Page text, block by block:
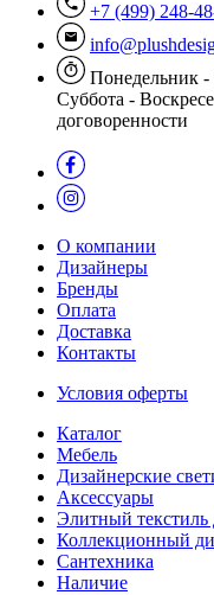
+7 (499) 248-
Понедельник -
Суббота -
договоренности
О компании
Дизайнеры
Бренды
Оплата
Доставка
Контакты
Условия оферты
Каталог
Мебель
Дизайнерские
Аксессуары
Элитный текстиль
Коллекционный
Сантехника
Наличие